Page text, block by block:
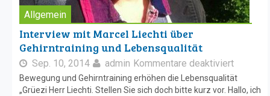
Allgemein
Interview mit Marcel Liechti über
Gehirntraining und Lebensqualität
Sep. 10, 2014 admin Kommentare deaktiviert
Bewegung und Gehirntraining erhöhen die Lebensqualität
„Grüezi Herr Liechti. Stellen Sie sich doch bitte kurz vor. Hallo, ich